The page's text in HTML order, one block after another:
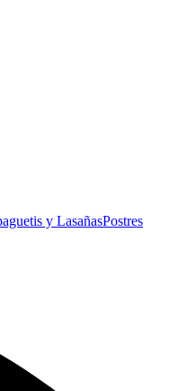
y LasañasPostres